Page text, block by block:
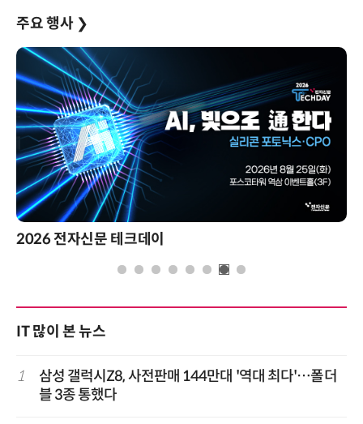
주요 행사 ❯
2026 전자신문 테크데이
IT 많이 본 뉴스
1
삼성 갤럭시Z8, 사전판매 144만대 '역대 최다'…폴더
블 3종 통했다